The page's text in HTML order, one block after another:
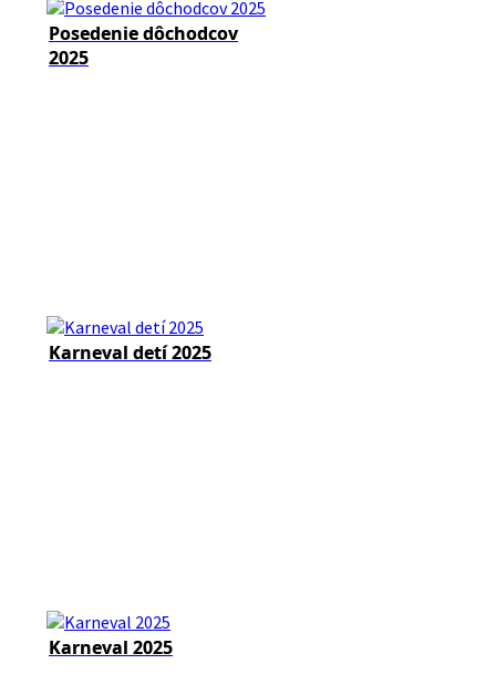
Posedenie dôchodcov
2025
Karneval detí 2025
Karneval 2025